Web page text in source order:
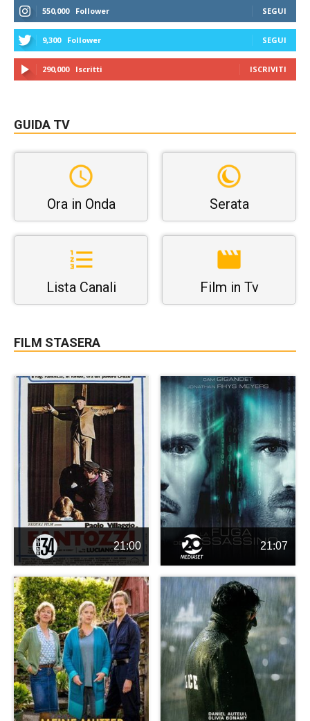
550,000 Follower SEGUI
9,300 Follower SEGUI
290,000 Iscritti ISCRIVITI
GUIDA TV
Ora in Onda Serata
Lista Canali Film in Tv
FILM STASERA
21:00 21:07